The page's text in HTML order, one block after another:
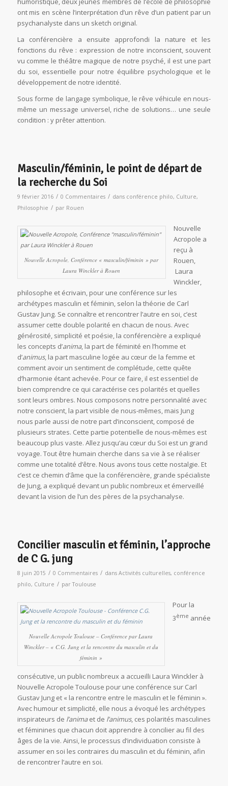
ont mis en scène l’interprétation d’un rêve d’un patient par un
psychanalyste dans un sketch original.
La conférencière a ensuite approfondi la nature et les
fonctions du rêve : expression de notre inconscient, souvent
vu comme le théâtre magique de notre psyché, il est une part
du soi, essentielle pour notre équilibre psychologique et le
développement de notre identité.
Sous forme de langage symbolique, le rêve véhicule en nous-
même un message universel, riche de solutions… une seule
condition : y prêter attention.
Masculin/féminin, le point de départ de
la recherche du Soi
9 février 2016 / 0 Commentaires / dans conférence philo, Culture,
Philosophie / par Rouen
Nouvelle Acropole, Conférence « masculin/féminin » par
Laura Winckler à Rouen
Nouvelle
Acropole a
reçu à
Rouen,
Laura
Winckler,
philosophe et écrivain, pour une conférence sur les
archétypes masculin et féminin, selon la théorie de Carl
Gustav Jung. Se connaître et rencontrer l’autre en soi, c’est
assumer cette double polarité en chacun de nous. Avec
générosité, simplicité et poésie, la conférencière a expliqué
les concepts d’anima, la part de féminité en l’homme et
d’animus, la part masculine logée au cœur de la femme et
comment avoir un sentiment de complétude, cette quête
d’harmonie étant achevée. Pour ce faire, il est essentiel de
bien comprendre ce qui caractérise ces polarités et quelles
sont leurs ombres. Nous composons notre personnalité avec
notre conscient, la part visible de nous-mêmes, mais Jung
nous parle aussi de notre part d’inconscient, composé de
plusieurs strates. Cette partie potentielle de nous-mêmes est
beaucoup plus vaste. Allez jusqu’au cœur du Soi est un grand
voyage. Tout être humain cherche dans sa vie à se réaliser
comme une totalité d’être. Nous avons tous cette nostalgie. Et
c’est ce chemin d’âme que la conférencière, grande spécialiste
de Jung, a expliqué devant un public nombreux et émerveillé
devant la vision de l’un des pères de la psychanalyse.
Concilier masculin et féminin, l’approche
de C G. jung
8 juin 2015 / 0 Commentaires / dans Activités culturelles, conférence
philo, Culture / parToulouse
Nouvelle Acropole Toulouse – Conférence par Laura
Winckler – « C.G. Jung et la rencontre du masculin et du
féminin »
Pour la
3ème année
consécutive, un public nombreux a accueilli Laura Winckler à
Nouvelle Acropole Toulouse pour une conférence sur Carl
Gustav Jung et « la rencontre entre le masculin et le féminin ».
Avec humour et simplicité, elle nous a évoqué les archétypes
inspirateurs de l’animaet de l’animus, ces polarités masculines
et féminines que chacun doit apprendre à concilier au fil des
âges de la vie. Ainsi, le processus d’individuation consiste à
assumer en soi les contraires du masculin et du féminin, afin
de rencontrer l’autre en soi.